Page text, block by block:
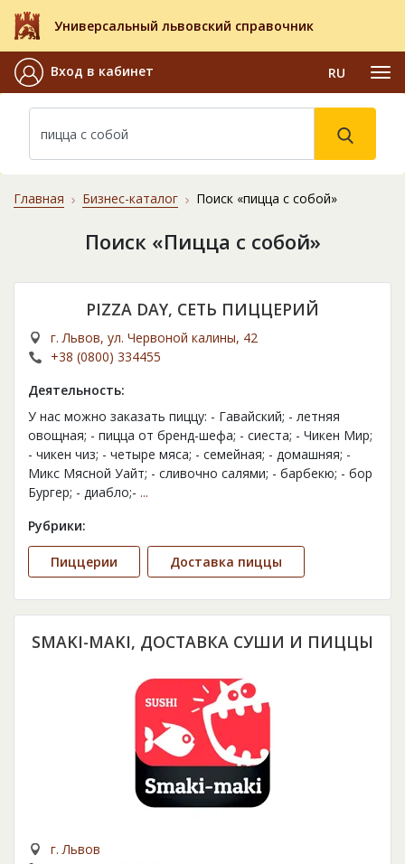
Универсальный львовский справочник
Вход в кабинет RU
Главная Бизнес-каталог Поиск «пицца с собой»
Поиск «Пицца с собой»
PIZZA DAY, СЕТЬ ПИЦЦЕРИЙ
г. Львов, ул. Червоной калины, 42
+38 (0800) 334455
Деятельность:
У нас можно заказать пиццу: - Гавайский; - летняя
овощная; - пицца от бренд-шефа; - сиеста; - Чикен Мир;
- чикен чиз; - четыре мяса; - семейная; - домашняя; -
Микс Мясной Уайт; - сливочно салями; - барбекю; - бор
Бургер; - диабло;- ...
Рубрики:
Пиццерии Доставка пиццы
SMAKI-MAKI, ДОСТАВКА СУШИ И ПИЦЦЫ
г. Львов